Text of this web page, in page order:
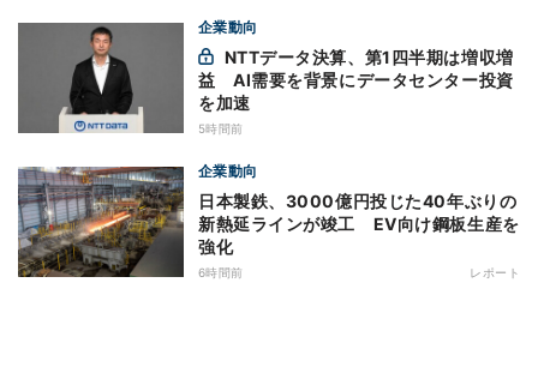
企業動向
益 AI需要を背景にデータセンター投資
を加速
5時間前
企業動向
日本製鉄、3000億円投じた40年ぶりの
新熱延ラインが竣工 EV向け鋼板生産を
強化
6時間前 レポート